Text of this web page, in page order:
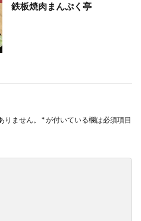
鉄板焼肉まんぷく亭
ません。 *が付いている欄は必須項目